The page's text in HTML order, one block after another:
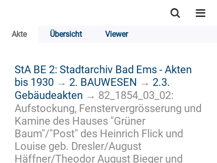
Akte Übersicht Viewer
StA BE 2: Stadtarchiv Bad Ems - Akten
bis 1930 → 2. BAUWESEN → 2.3.
Gebäudeakten → 82_1854_03_02:
Aufstockung, Fenstervergrösserung und
Kamine des Hauses "Grüner
Baum"/"Post" des Heinrich Flick und
Louise geb. Dresler/August
Häffner/Theodor August Bieger und